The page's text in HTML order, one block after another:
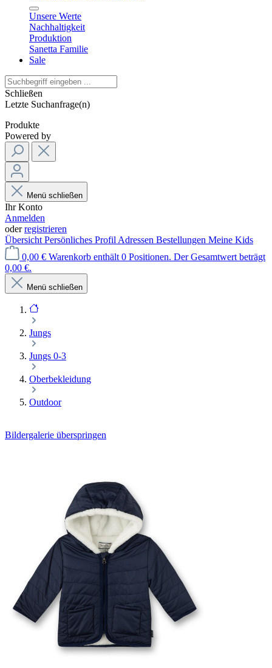
Unsere Werte
Nachhaltigkeit
Produktion
Sanetta Familie
Sale
Schließen
Letzte Suchanfrage(n)
Produkte
Powered by
Menü schließen
Ihr Konto
Anmelden
oderregistrieren
Übersicht Persönliches Profil Adressen Bestellungen Meine Kids
0,00 € Warenkorb enthält 0 Positionen. Der Gesamtwert beträgt
0,00 €.
Menü schließen
Jungs
Jungs 0-3
Oberbekleidung
Outdoor
Bildergalerie überspringen